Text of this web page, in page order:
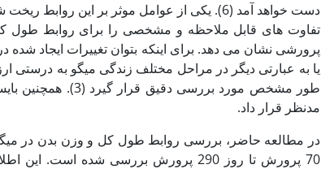
دست خواهد آمد (6). یکی از عوامل موثر بر
تفاوت های قابل ملاحظه و مشخصی را برای روابط
پرورشی نشان می دهد. برای اینکه بتوان تغییرات ایجاد شده
یا به عبارتی دیگر در مراحل مختلف زندگی میگو به درستی
طور مشخص مورد
مدنظر قرار داد.
در مطالعه حاضر، بررسی روابط طول کل و وزن بدن در
70 پرورش تا روز 290 پرورش بررسی شده